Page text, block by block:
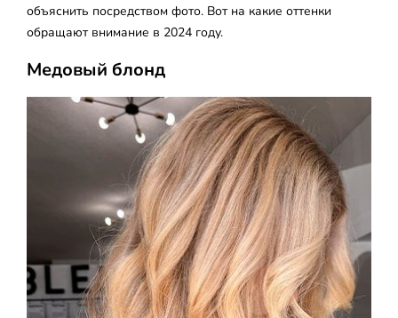
объяснить посредством фото. Вот на какие оттенки
обращают внимание в 2024 году.
Медовый блонд